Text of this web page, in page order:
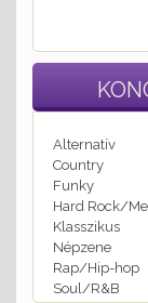
Alternatív
Country
Funky
Hard Rock/
Klasszikus
Népzene
Rap/Hip-hop
Soul/R&B